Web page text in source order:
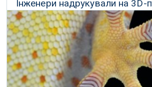
Інженери надрукували на 3D-
скляні блоки для
21 Жовтня 2024 р.